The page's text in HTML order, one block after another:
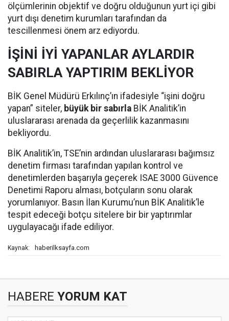
ölçümlerinin objektif ve doğru olduğunun yurt içi gibi
yurt dışı denetim kurumları tarafından da
tescillenmesi önem arz ediyordu.
İŞİNİ İYİ YAPANLAR AYLARDIR
SABIRLA YAPTIRIM BEKLİYOR
BİK Genel Müdürü Erkılınç’ın ifadesiyle “işini doğru
yapan” siteler, büyük bir sabırla BİK Analitik’in
uluslararası arenada da geçerlilik kazanmasını
bekliyordu.
BİK Analitik’in, TSE’nin ardından uluslararası bağımsız
denetim firması tarafından yapılan kontrol ve
denetimlerden başarıyla geçerek ISAE 3000 Güvence
Denetimi Raporu alması, botçuların sonu olarak
yorumlanıyor. Basın İlan Kurumu’nun BİK Analitik’le
tespit edeceği botçu sitelere bir bir yaptırımlar
uygulayacağı ifade ediliyor.
Kaynak: haberilksayfa.com
HABERE YORUM KAT